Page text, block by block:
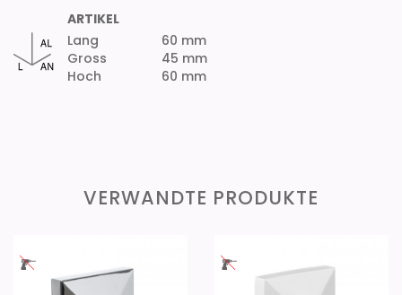
ARTIKEL
Lang
Gross
Hoch
60 mm
45 mm
60 mm
VERWANDTE PRODUKTE